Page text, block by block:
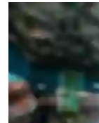
ključnim